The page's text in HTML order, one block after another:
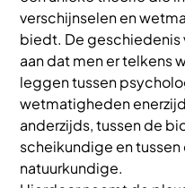
verschijnselen en
biedt. De
aan dat men er telkens
leggen tussen
wetmatigheden
anderzijds, tussen de
scheikundige en
natuurkundige.